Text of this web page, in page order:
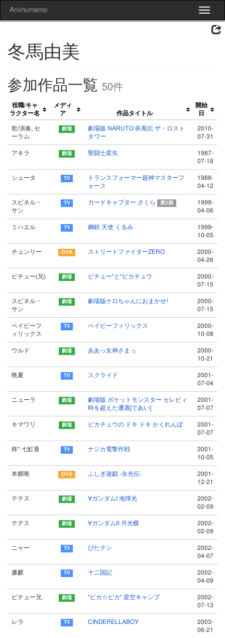
Toggle
Animumemo
冬馬由美
参加作品一覧 50件
役職/キャ
ラクター名
メディ
ア
作品タイトル
開始
日
歌/演奏, セ
ーラム
劇場版 NARUTO 疾風伝 ザ・ロスト
タワー
2010-
07-31
アキラ 聖闘士星矢
1987-
07-18
シュータ
トランスフォーマー超神マスターフ
ォース
1988-
04-12
スピネル・
サン
カードキャプター さくら 第2期
1999-
04-06
ミハエル 鋼鉄 天使 くるみ
1999-
10-05
チュンリー ストリートファイターZERO
2000-
04-26
ピチュー(兄) ピチュー"と"ピカチュウ
2000-
07-15
スピネル・
サン
劇場版ケロちゃんにおまかせ!
2000-
07-15
ベイビーフ
ィリックス
ベイビーフィリックス
2000-
10-08
ウルド ああっ女神さまっ
2000-
10-21
晩夏 スクライド
2001-
07-04
ニューラ
劇場版 ポケットモンスター セレビィ
時を超えた遭遇[であい]
2001-
07-07
キマワリ ピカチュウの ドキ ドキ かくれんぼ
2001-
07-07
柊* 七虹香 ナジカ電撃作戦
2001-
10-05
本郷唯 ふしぎ遊戯 -永光伝-
2001-
12-21
テテス ∀ガンダムⅠ 地球光
2002-
02-09
テテス ∀ガンダムⅡ 月光蝶
2002-
02-09
ニャー ぴたテン
2002-
04-07
廉麒 十二国記
2002-
04-09
ピチュー兄 "ピカ☆ピカ" 星空キャンプ
2002-
07-13
レラ CINDERELLABOY
2003-
06-21